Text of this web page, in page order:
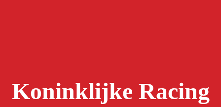
Koninklijke Racing